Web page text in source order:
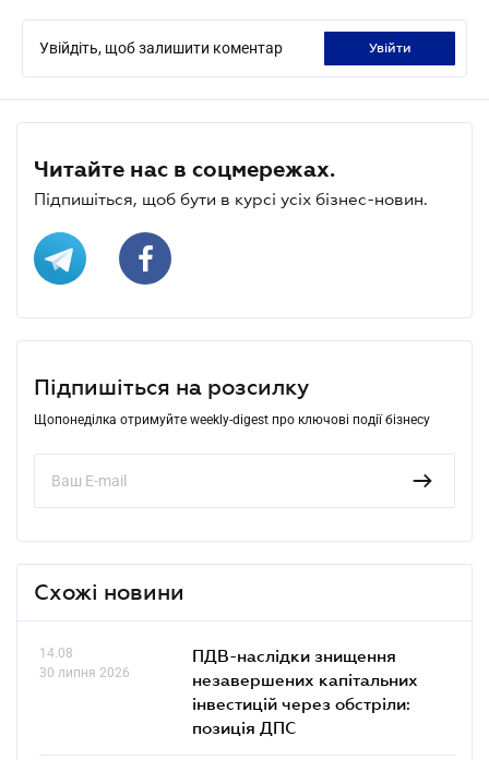
Увійдіть, щоб залишити коментар увійти
Читайте нас в соцмережах.
Підпишіться, щоб бути в курсі усіх бізнес-новин.
Підпишіться на розсилку
Щопонеділка отримуйте weekly-digest про ключові події бізнесу
Схожі новини
14.08
30 липня 2026
ПДВ-наслідки знищення
незавершених капітальних
інвестицій через обстріли:
позиція ДПС